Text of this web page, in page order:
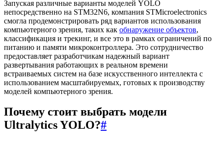
Запуская различные варианты моделей YOLO
непосредственно на STM32N6, компания STMicroelectronics
смогла продемонстрировать ряд вариантов использования
компьютерного зрения, таких как обнаружение объектов,
классификация и трекинг, и все это в рамках ограничений по
питанию и памяти микроконтроллера. Это сотрудничество
предоставляет разработчикам надежный вариант
развертывания работающих в реальном времени
встраиваемых систем на базе искусственного интеллекта с
использованием масштабируемых, готовых к производству
моделей компьютерного зрения.
Почему стоит выбрать модели
Ultralytics YOLO?#